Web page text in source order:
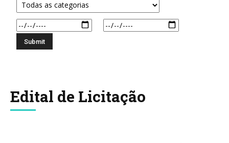
Edital de Licitação